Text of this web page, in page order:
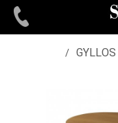
/